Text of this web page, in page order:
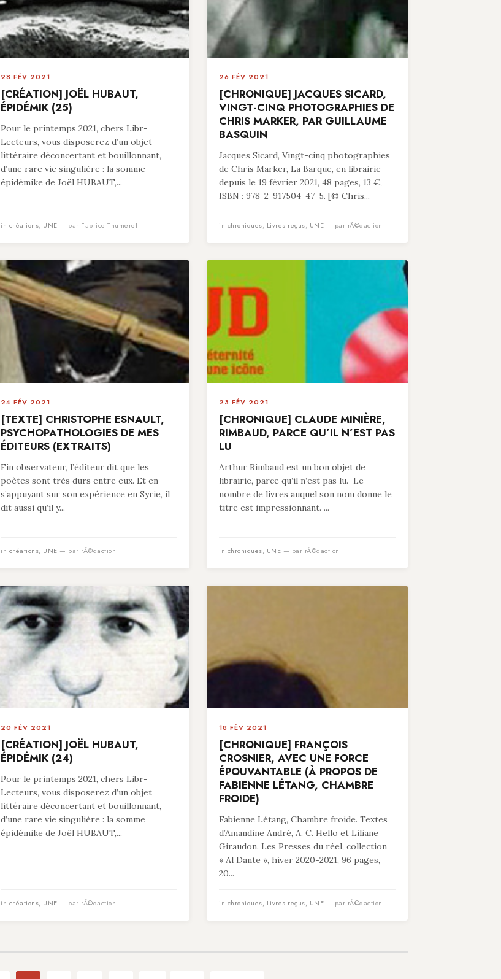
28 FÉV 2021
[CRÉATION] JOËL HUBAUT,
ÉPIDÉMIK (25)
Pour le printemps 2021, chers Libr-
Lecteurs, vous disposerez d’un objet
littéraire déconcertant et bouillonnant,
d’une rare vie singulière : la somme
épidémike de Joël HUBAUT,...
in créations, UNE — par Fabrice Thumerel
26 FÉV 2021
[CHRONIQUE] JACQUES SICARD,
VINGT-CINQ PHOTOGRAPHIES DE
CHRIS MARKER, PAR GUILLAUME
BASQUIN
Jacques Sicard, Vingt-cinq photographies
de Chris Marker, La Barque, en librairie
depuis le 19 février 2021, 48 pages, 13 €,
ISBN : 978-2-917504-47-5. [© Chris...
in chroniques, Livres reçus, UNE — par rÃ©daction
24 FÉV 2021
[TEXTE] CHRISTOPHE ESNAULT,
PSYCHOPATHOLOGIES DE MES
ÉDITEURS (EXTRAITS)
Fin observateur, l’éditeur dit que les
poètes sont très durs entre eux. Et en
s’appuyant sur son expérience en Syrie, il
dit aussi qu’il y...
in créations, UNE — par rÃ©daction
23 FÉV 2021
[CHRONIQUE] CLAUDE MINIÈRE,
RIMBAUD, PARCE QU’IL N’EST PAS
LU
Arthur Rimbaud est un bon objet de
librairie, parce qu’il n’est pas lu. Le
nombre de livres auquel son nom donne le
titre est impressionnant. ...
in chroniques, UNE — par rÃ©daction
20 FÉV 2021
[CRÉATION] JOËL HUBAUT,
ÉPIDÉMIK (24)
Pour le printemps 2021, chers Libr-
Lecteurs, vous disposerez d’un objet
littéraire déconcertant et bouillonnant,
d’une rare vie singulière : la somme
épidémike de Joël HUBAUT,...
in créations, UNE — par rÃ©daction
18 FÉV 2021
[CHRONIQUE] FRANÇOIS
CROSNIER, AVEC UNE FORCE
ÉPOUVANTABLE (À PROPOS DE
FABIENNE LÉTANG, CHAMBRE
FROIDE)
Fabienne Létang, Chambre froide. Textes
d’Amandine André, A. C. Hello et Liliane
Giraudon. Les Presses du réel, collection
« Al Dante », hiver 2020-2021, 96 pages,
20...
in chroniques, Livres reçus, UNE — par rÃ©daction